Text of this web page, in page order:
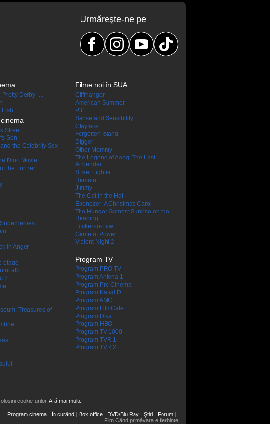
Urmăreşte-ne pe
Pretty Derby -...
Fish
Street
Son
the Celebrity Sex
Dino Movie
the Further
in Anger
étage
alb
2
Treasures of
Filme noi în SUA
Cliffhanger
American Summer
P31
Sense and Sensibility
Clayface
Forgotten Island
Digger
Other Mommy
The Legend of Aang: The Last
Airbender
Street Fighter
Remain
Jimmy
The Cat in the Hat
Ebenezer: A Christmas Carol
The Hunger Games: Sunrise on the
Reaping
Focker-in-Law
Game of Power
Violent Night 2
Program TV
Program PRO TV
Program Antena 1
Program Pro Cinema
Program Kanal D
Program AMC
Program FilmCafe
Program Diva
Program HBO
Program TV 1000
Program TVR 1
Program TVR 2
cookie-urilor. Află mai multe
Program cinema În curând Box office DVD/Blu Ray Ştiri
Forum
Film Când primăvara e fierbinte